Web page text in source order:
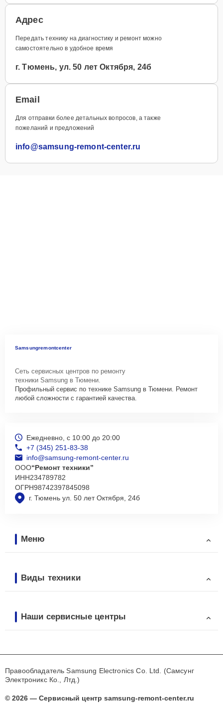
Адрес
Передать технику на диагностику и ремонт можно
самостоятельно в удобное время
г. Тюмень, ул. 50 лет Октября, 24б
Email
Для отправки более детальных вопросов, а также
пожеланий и предложений
info@samsung-remont-center.ru
Samsungremontcenter
Сеть сервисных центров по ремонту
техники Samsung в Тюмени.
Профильный сервис по технике Samsung в Тюмени. Ремонт
любой сложности с гарантией качества.
г. Тюмень ул. 50 лет Октября, 24б
Ежедневно, с 10:00 до 20:00
+7 (345) 251-83-38
info@samsung-remont-center.ru
ООО“Ремонт техники”
ИНН234789782
ОГРН98742397845098
Меню
Виды техники
Наши сервисные центры
Правообладатель Samsung Electronics Co. Ltd. (Самсунг
Электроникс Ко., Лтд.)
© 2026 — Сервисный центр samsung-remont-center.ru